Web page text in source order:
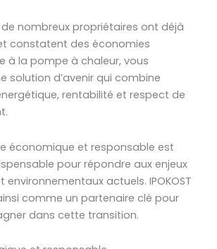
de nombreux propriétaires ont déjà
constatent des économies
à la pompe à chaleur, vous
solution d’avenir qui combine
rentabilité et respect de
économique et responsable est
pour répondre aux enjeux
environnementaux actuels. IPOKOST
comme un partenaire clé pour
dans cette transition.